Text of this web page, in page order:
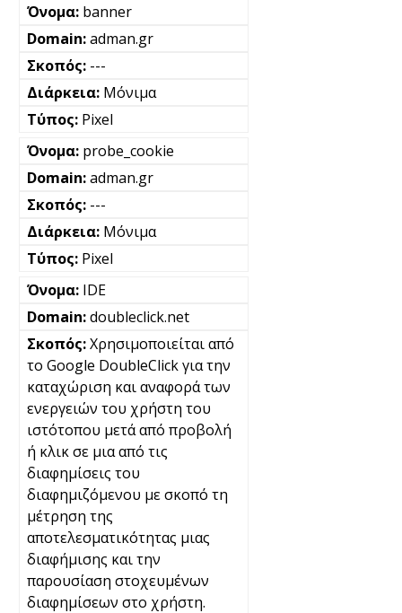
banner
adman.gr
---
Μόνιμα
Pixel
probe_cookie
adman.gr
---
Μόνιμα
Pixel
IDE
doubleclick.net
Χρησιμοποιείται από
το Google DoubleClick για την
καταχώριση και αναφορά των
ενεργειών του χρήστη του
ιστότοπου μετά από προβολή
ή κλικ σε μια από τις
διαφημίσεις του
διαφημιζόμενου με σκοπό τη
μέτρηση της
αποτελεσματικότητας μιας
διαφήμισης και την
παρουσίαση στοχευμένων
διαφημίσεων στο χρήστη.